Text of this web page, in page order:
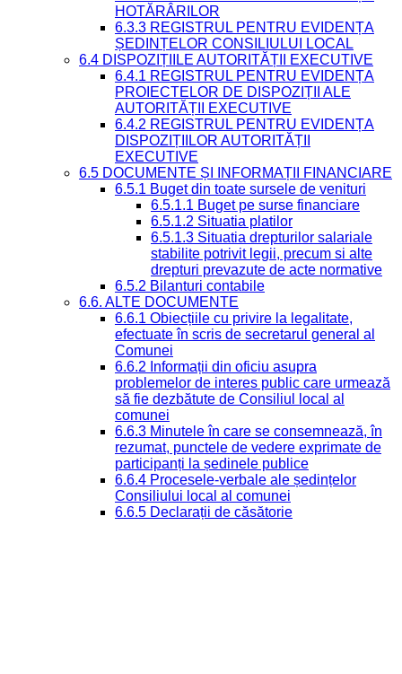
HOTĂRÂRILOR
6.3.3 REGISTRUL PENTRU EVIDENȚA
ȘEDINȚELOR CONSILIULUI LOCAL
6.4 DISPOZIȚIILE AUTORITĂȚII EXECUTIVE
6.4.1 REGISTRUL PENTRU EVIDENȚA
PROIECTELOR DE DISPOZIȚII ALE
AUTORITĂȚII EXECUTIVE
6.4.2 REGISTRUL PENTRU EVIDENȚA
DISPOZIȚIILOR AUTORITĂȚII
EXECUTIVE
6.5 DOCUMENTE ȘI INFORMAȚII FINANCIARE
6.5.1 Buget din toate sursele de venituri
6.5.1.1 Buget pe surse financiare
6.5.1.2 Situatia platilor
6.5.1.3 Situatia drepturilor salariale
stabilite potrivit legii, precum si alte
drepturi prevazute de acte normative
6.5.2 Bilanturi contabile
6.6. ALTE DOCUMENTE
6.6.1 Obiecțiile cu privire la legalitate,
efectuate în scris de secretarul general al
Comunei
6.6.2 Informații din oficiu asupra
problemelor de interes public care urmează
să fie dezbătute de Consiliul local al
comunei
6.6.3 Minutele în care se consemnează, în
rezumat, punctele de vedere exprimate de
participanți la ședinele publice
6.6.4 Procesele-verbale ale ședințelor
Consiliului local al comunei
6.6.5 Declarații de căsătorie